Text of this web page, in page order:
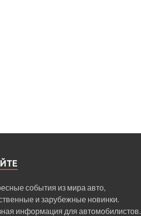
события из мира авто,
и зарубежные новинки.
информация для автомобилистов.